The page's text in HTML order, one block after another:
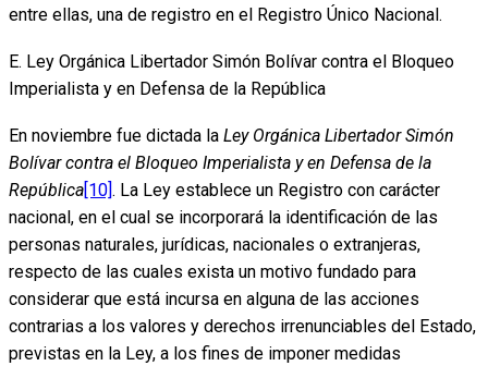
entre ellas, una de registro en el Registro Único Nacional.
E. Ley Orgánica Libertador Simón Bolívar contra el Bloqueo
Imperialista y en Defensa de la República
En noviembre fue dictada la Ley Orgánica Libertador Simón
Bolívar contra el Bloqueo Imperialista y en Defensa de la
República [10] . La Ley establece un Registro con carácter
nacional, en el cual se incorporará la identificación de las
personas naturales, jurídicas, nacionales o extranjeras,
respecto de las cuales exista un motivo fundado para
considerar que está incursa en alguna de las acciones
contrarias a los valores y derechos irrenunciables del Estado,
previstas en la Ley, a los fines de imponer medidas